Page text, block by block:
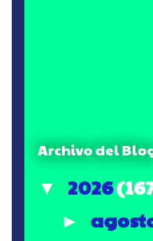
Archivo del
▼ 2026
►